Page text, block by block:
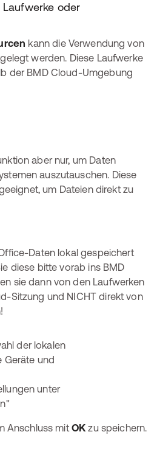
Laufwerke oder
kann die Verwendung von
werden. Diese Laufwerke
der BMD Cloud-Umgebung
aber nur, um Daten
auszutauschen. Diese
um Dateien direkt zu
Daten lokal gespeichert
diese bitte vorab ins BMD
sie dann von den Laufwerken
Sitzung und NICHT direkt von
Anschluss mit OKzu speichern.